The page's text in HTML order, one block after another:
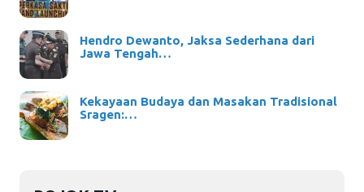
Hendro Dewanto, Jaksa Sederhana dari
Jawa Tengah…
Kekayaan Budaya dan Masakan Tradisional
Sragen:…